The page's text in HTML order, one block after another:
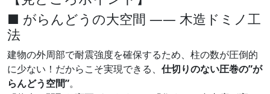
■ がらんどうの大空間 —— 木造ドミノ工
法
建物の外周部で耐震強度を確保するため、柱の数が圧倒的
に少ない！だからこそ実現できる、 仕切りのない圧巻の”が
らんどう空間”。